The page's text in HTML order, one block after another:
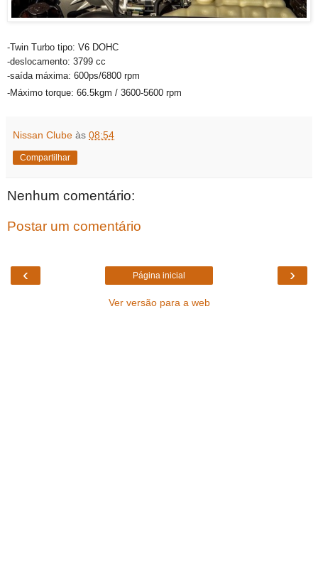
-Twin Turbo tipo: V6 DOHC
-deslocamento: 3799 cc
-saída máxima: 600ps/6800 rpm
-Máximo torque: 66.5kgm / 3600-5600 rpm
Nissan Clube às 08:54
Compartilhar
Nenhum comentário:
Postar um comentário
‹ ›
Página inicial
Ver versão para a web